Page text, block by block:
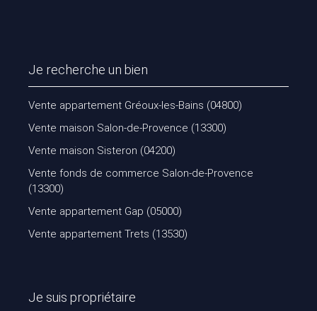
Je recherche un bien
Vente appartement Gréoux-les-Bains (04800)
Vente maison Salon-de-Provence (13300)
Vente maison Sisteron (04200)
Vente fonds de commerce Salon-de-Provence
(13300)
Vente appartement Gap (05000)
Vente appartement Trets (13530)
Je suis propriétaire